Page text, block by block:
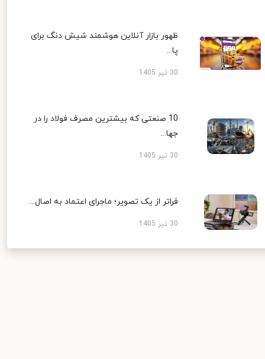
ظهور بازار آنلاین هوشمند شیش دنگ برای
پا...
30 تیر 1405
10 صنعتی که بیشترین مصرف فولاد را در
جها...
30 تیر 1405
فراتر از یک تصویر؛ ماجرای اعتماد به اصال...
30 تیر 1405